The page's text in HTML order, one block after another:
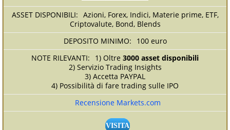
Azioni, Forex, Indici, Materie prime, ETF,
Criptovalute, Bond, Blends
100 euro
1) Oltre 3000 asset disponibili
2) Servizio Trading Insights
3) Accetta PAYPAL
4) Possibilità di fare trading sulle IPO
Recensione Markets.com
VISITA